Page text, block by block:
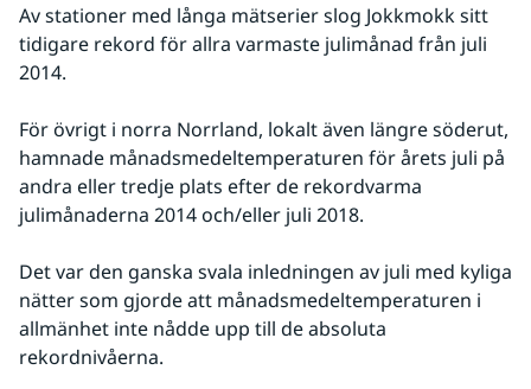
Av stationer med långa mätserier slog Jokkmokk sitt
tidigare rekord för allra varmaste julimånad från juli
2014.
För övrigt i norra Norrland, lokalt även längre söderut,
hamnade månadsmedeltemperaturen för årets juli på
andra eller tredje plats efter de rekordvarma
julimånaderna 2014 och/eller juli 2018.
Det var den ganska svala inledningen av juli med kyliga
nätter som gjorde att månadsmedeltemperaturen i
allmänhet inte nådde upp till de absoluta
rekordnivåerna.